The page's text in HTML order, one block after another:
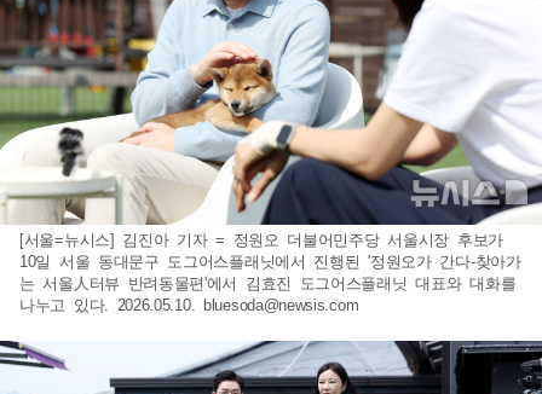
[서울=뉴시스] 김진아 기자 = 정원오 더불어민주당 서울시장 후보가
10일 서울 동대문구 도그어스플래닛에서 진행된 '정원오가 간다-찾아가
는 서울人터뷰 반려동물편'에서 김효진 도그어스플래닛 대표와 대화를
나누고 있다. 2026.05.10. bluesoda@newsis.com